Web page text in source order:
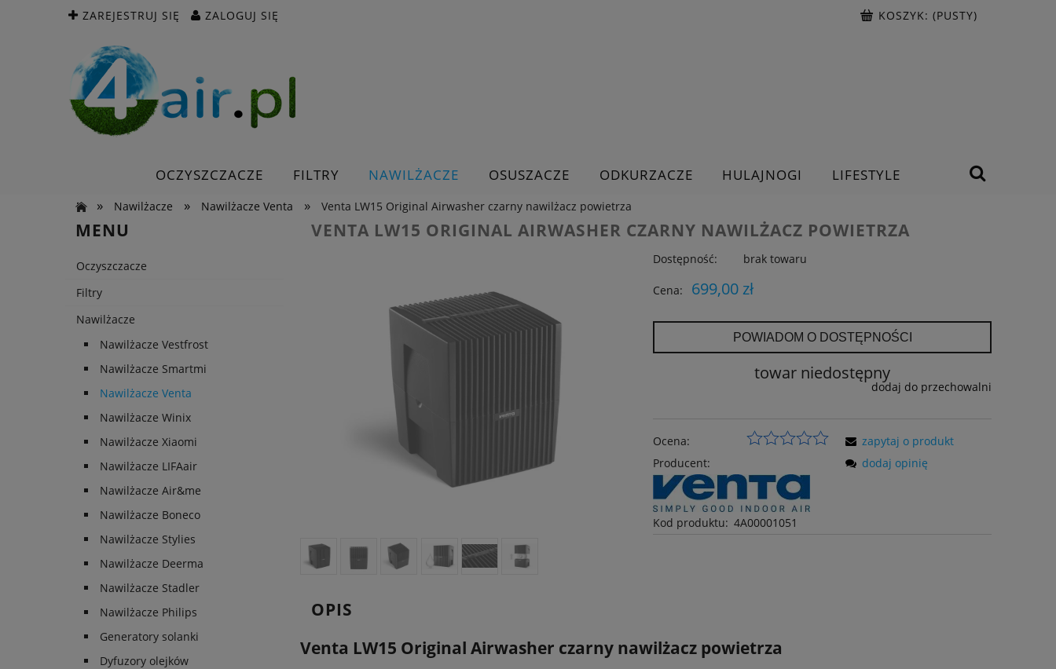
ZAREJESTRUJ SIĘ ZALOGUJ SIĘ KOSZYK: (PUSTY)
OCZYSZCZACZE FILTRY NAWILŻACZE OSUSZACZE ODKURZACZE HULAJNOGI
LIFESTYLE
»
Nawilżacze » Nawilżacze Venta » Venta LW15 Original Airwasher czarny nawilżacz powietrza
MENU
Oczyszczacze
Filtry
Nawilżacze
Nawilżacze Vestfrost
Nawilżacze Smartmi
Nawilżacze Venta
Nawilżacze Winix
Nawilżacze Xiaomi
Nawilżacze LIFAair
Nawilżacze Air&me
Nawilżacze Boneco
Nawilżacze Stylies
Nawilżacze Deerma
Nawilżacze Stadler
Nawilżacze Philips
Generatory solanki
Dyfuzory olejków
VENTA LW15 ORIGINAL AIRWASHER CZARNY NAWILŻACZ POWIETRZA
Dostępność: brak towaru
Cena: 699,00 zł
POWIADOM O DOSTĘPNOŚCI
towar niedostępny
dodaj do przechowalni
Ocena:
Producent:
Kod produktu: 4A00001051
zapytaj o produkt
dodaj opinię
OPIS
Venta LW15 Original Airwasher czarny nawilżacz powietrza